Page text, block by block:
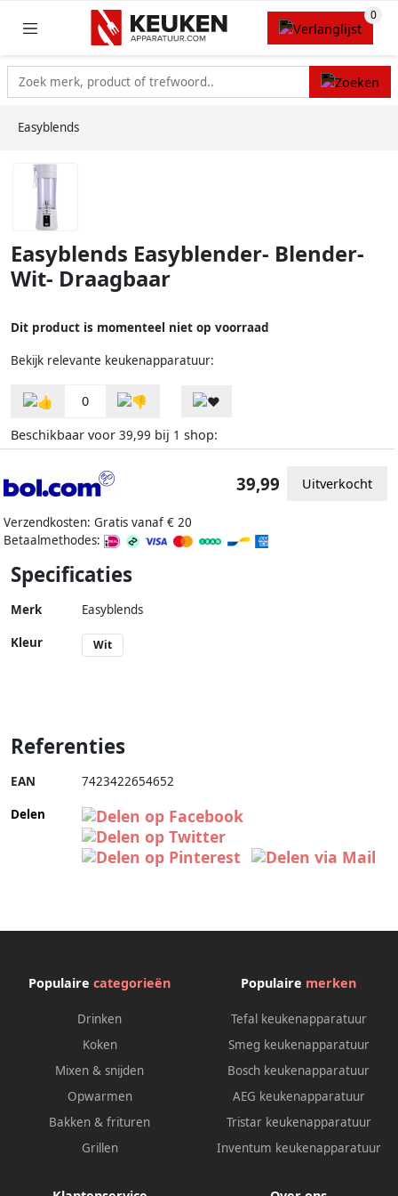
Easyblends
Easyblends Easyblender- Blender-
Wit- Draagbaar
Dit product is momenteel niet op voorraad
Bekijk relevante keukenapparatuur:
0
Beschikbaar voor 39,99 bij 1 shop:
Verzendkosten: Gratis vanaf € 20
Betaalmethodes:
39,99 Uitverkocht
Specificaties
Merk Easyblends
Kleur Wit
Referenties
EAN 7423422654652
Delen
Populaire categorieën
Drinken
Koken
Mixen & snijden
Opwarmen
Bakken & frituren
Grillen
Populaire merken
Tefal keukenapparatuur
Smeg keukenapparatuur
Bosch keukenapparatuur
AEG keukenapparatuur
Tristar keukenapparatuur
Inventum keukenapparatuur